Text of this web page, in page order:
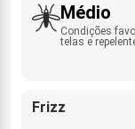
Médio
Condições
telas e
Frizz